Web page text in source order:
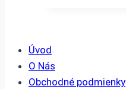
Úvod
O Nás
Obchodné podmienky